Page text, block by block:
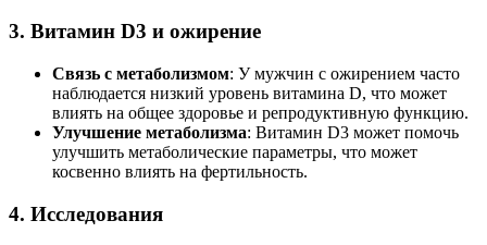
3. Витамин D3 и ожирение
Связь с метаболизмом: У мужчин с ожирением часто
наблюдается низкий уровень витамина D, что может
влиять на общее здоровье и репродуктивную функцию.
Улучшение метаболизма: Витамин D3 может помочь
улучшить метаболические параметры, что может
косвенно влиять на фертильность.
4. Исследования